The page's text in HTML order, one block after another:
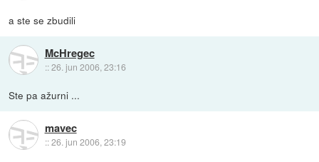
a ste se zbudili
McHregec
::26. jun 2006, 23:16
Ste pa ažurni ...
mavec
::26. jun 2006, 23:19